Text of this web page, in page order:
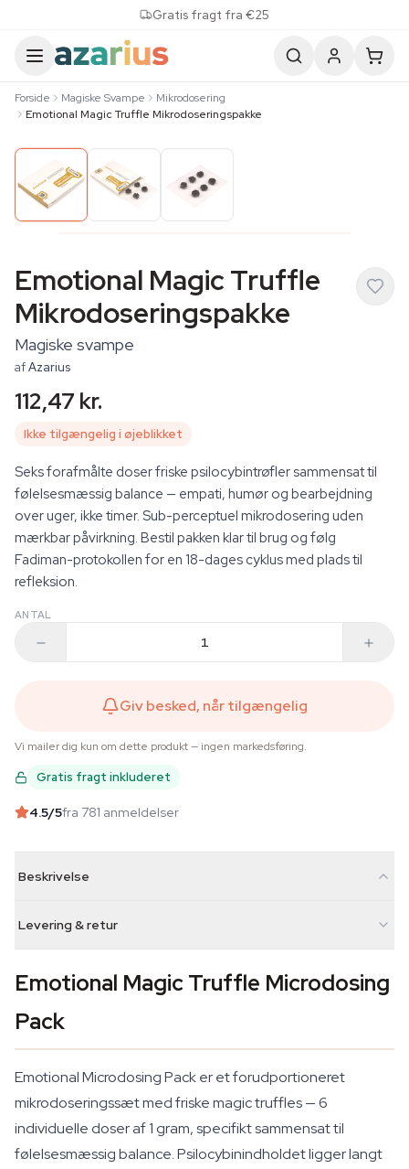
Gratis fragt fra €25
Forside Magiske Svampe
Mikrodosering
Emotional Magic Truffle Mikrodoseringspakke
Emotional Magic Truffle
Mikrodoseringspakke
Magiske svampe
afAzarius
112,47 kr.
Ikke tilgængelig i øjeblikket
Seks forafmålte doser friske psilocybintrøfler sammensat til
følelsesmæssig balance — empati, humør og bearbejdning
over uger, ikke timer. Sub-perceptuel mikrodosering uden
mærkbar påvirkning. Bestil pakken klar til brug og følg
Fadiman-protokollen for en 18-dages cyklus med plads til
refleksion.
ANTAL
Giv besked, når tilgængelig
Vi mailer dig kun om dette produkt — ingen markedsføring.
Gratis fragt inkluderet
4.5/5fra 781 anmeldelser
Beskrivelse
Levering & retur
Emotional Magic Truffle Microdosing
Pack
Emotional Microdosing Pack er et forudportioneret
mikrodoseringssæt med friske magic truffles — 6
individuelle doser af 1 gram, specifikt sammensat til
følelsesmæssig balance. Psilocybinindholdet ligger langt